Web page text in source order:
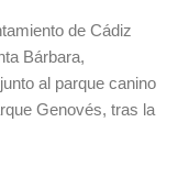
de Cádiz
Bárbara,
al parque canino
Genovés, tras la